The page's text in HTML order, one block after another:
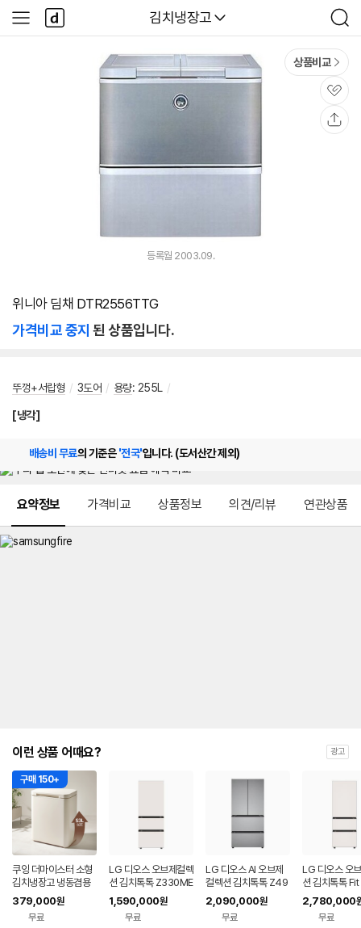
다나와
김치냉장고
검
색
사
이
다
나
와
상품비교
관
심
등록월 2003.09.
위니아 딤채 DTR2556TTG
가격비교 중지 된 상품입니다.
뚜껑+서랍형 / 3도어 / 용량: 255L /
[냉각]
배송비 무료의 기준은'전국'입니다. (도서산간 제외)
요약정보 가격비교 상품정보 의견/리뷰 연관상품
이런 상품 어때요? 광고
구매 150+
쿠잉 더마이스터 소형
김치냉장고 냉동겸용
뚜껑형 발효숙성 K05
5CGGB 그레이지
379,000원
무료
LG 디오스 오브제컬렉
션 김치톡톡 Z330ME
EF11
1,590,000원
무료
LG 디오스 AI 오브제
컬렉션 김치톡톡 Z49
0MPSF11
2,090,000원
무료
LG 디오스 오
션 김치톡톡
x
2,780,000
무료